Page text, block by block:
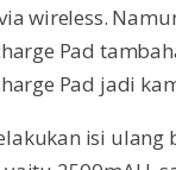
wireless.
Pad
Pad jadi
isi ulang